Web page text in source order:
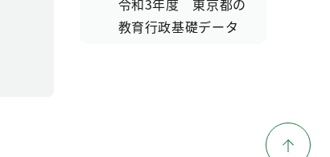
令和3年度 東京都の
教育行政基礎データ